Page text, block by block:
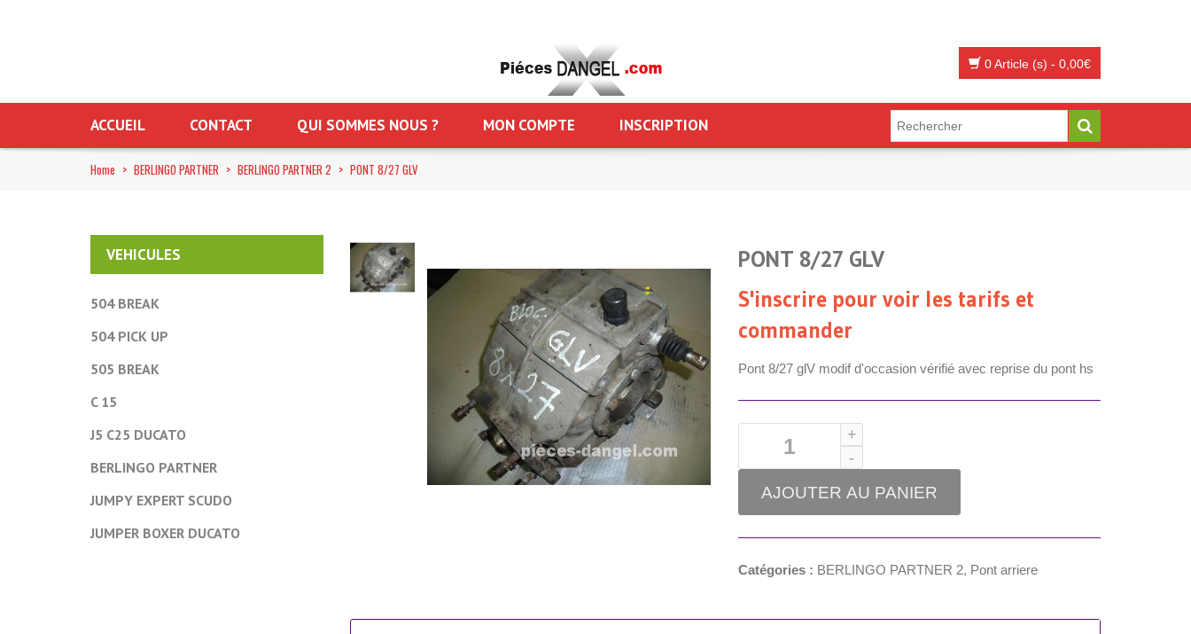
0 Article (s) - 0,00€
ACCUEIL CONTACT QUI SOMMES NOUS ? MON COMPTE INSCRIPTION
Home > BERLINGO PARTNER > BERLINGO PARTNER 2 > PONT 8/27 GLV
PONT 8/27 GLV
S'inscrire pour voir les tarifs et
commander
Pont 8/27 glV modif d'occasion vérifié avec reprise du pont hs
AJOUTER AU PANIER
Catégories : BERLINGO PARTNER 2, Pont arriere
VEHICULES
504 BREAK
504 PICK UP
505 BREAK
C 15
J5 C25 DUCATO
BERLINGO PARTNER
JUMPY EXPERT SCUDO
JUMPER BOXER DUCATO